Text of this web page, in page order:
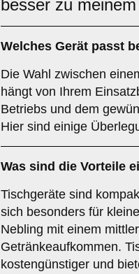
besser zu
Welches Gerät passt
Die Wahl zwischen
hängt von Ihrem
Betriebs und dem
Hier sind einige
Was sind die Vorteile
Tischgeräte sind
sich besonders für
Nebling mit einem
Getränkeaufkommen.
kostengünstiger und